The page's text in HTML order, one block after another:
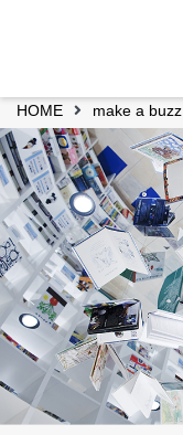
HOME make a buzz